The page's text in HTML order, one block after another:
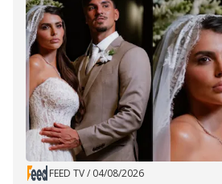
FEED TV/ 04/08/2026